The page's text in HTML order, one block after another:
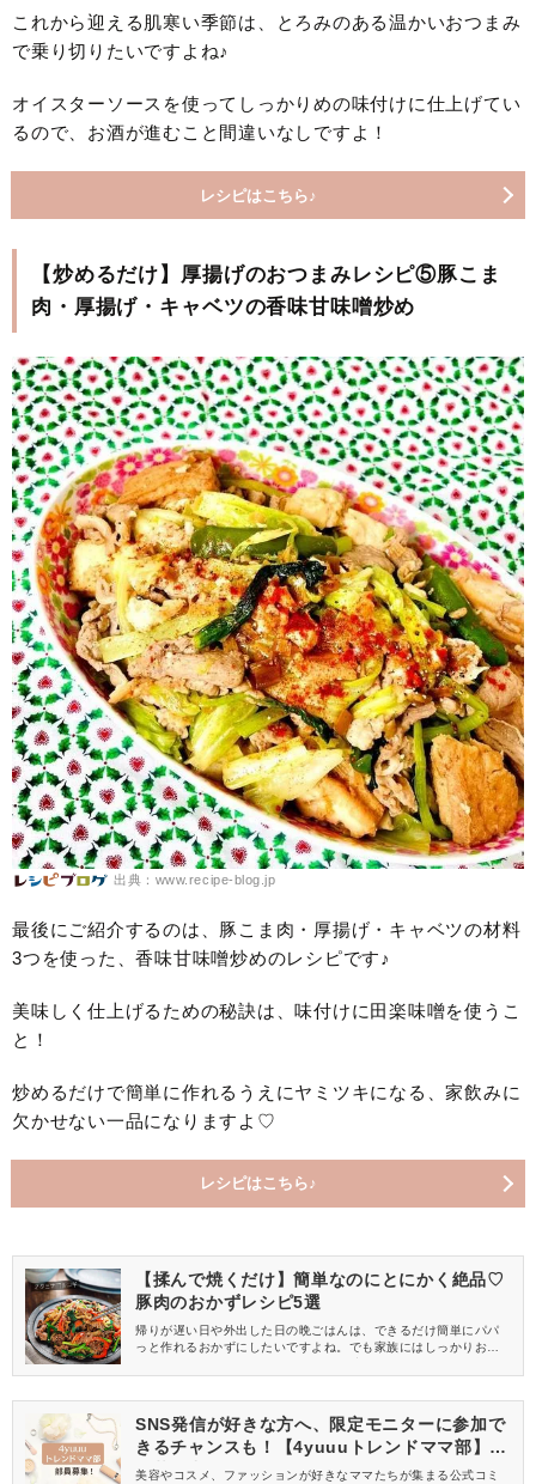
これから迎える肌寒い季節は、とろみのある温かいおつまみ
で乗り切りたいですよね♪
オイスターソースを使ってしっかりめの味付けに仕上げてい
るので、お酒が進むこと間違いなしですよ！
レシピはこちら♪
【炒めるだけ】厚揚げのおつまみレシピ⑤豚こま
肉・厚揚げ・キャベツの香味甘味噌炒め
出典：www.recipe-blog.jp
最後にご紹介するのは、豚こま肉・厚揚げ・キャベツの材料
3つを使った、香味甘味噌炒めのレシピです♪
美味しく仕上げるための秘訣は、味付けに田楽味噌を使うこ
と！
炒めるだけで簡単に作れるうえにヤミツキになる、家飲みに
欠かせない一品になりますよ♡
レシピはこちら♪
【揉んで焼くだけ】簡単なのにとにかく絶品♡
豚肉のおかずレシピ5選
帰りが遅い日や外出した日の晩ごはんは、できるだけ簡単にパパ
っと作れるおかずにしたいですよね。でも家族にはしっかりお腹
で焼くだけで作れるお手軽レシピです♡豚肉を使ってボリューム感
SNS発信が好きな方へ、限定モニターに参加で
きるチャンスも！【4yuuuトレンドママ部】部
員募集中
美容やコスメ、ファッションが好きなママたちが集まる公式コミ